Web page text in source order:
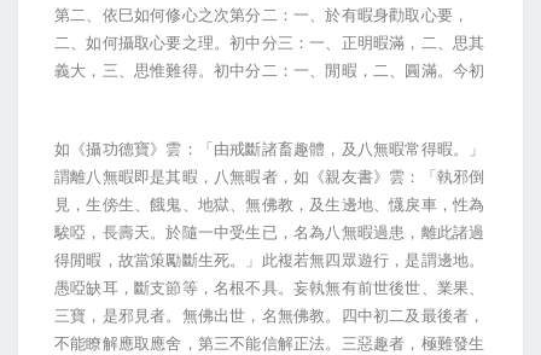
第二、依巳如何修心之次第分二：一、於有暇身勸取心要，
二、如何攝取心要之理。初中分三：一、正明暇滿，二、思其
義大，三、思惟難得。初中分二：一、閒暇，二、圓滿。今初
如《攝功德寶》雲：「由戒斷諸畜趣體，及八無暇常得暇。」
謂離八無暇即是其暇，八無暇者，如《親友書》雲：「執邪倒
見，生傍生、餓鬼、地獄、無佛教，及生邊地、懱戾車，性為
騃啞，長壽天。於隨一中受生已，名為八無暇過患，離此諸過
得閒暇，故當策勵斷生死。」此複若無四眾遊行，是謂邊地。
愚啞缺耳，斷支節等，名根不具。妄執無有前世後世、業果、
三寶，是邪見者。無佛出世，名無佛教。四中初二及最後者，
不能瞭解應取應舍，第三不能信解正法。三惡趣者，極難發生